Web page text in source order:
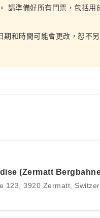
請準備好所有門票，包括
期和時間可能會更改，恕不
(Zermatt
123, 3920 Zermatt,